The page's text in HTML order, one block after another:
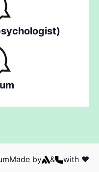
Made by & with ❤️